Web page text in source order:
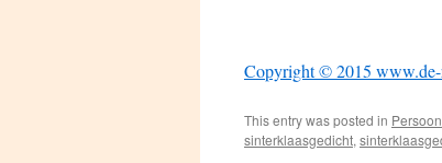
Copyright © 2015
This entry was posted in Persoon
sinterklaasgedicht,